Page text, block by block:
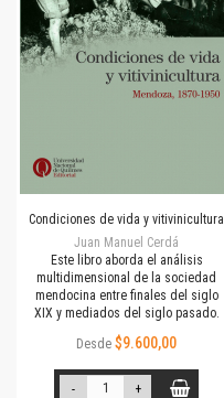
Condiciones de vida y vitivinicultura
Juan Manuel Cerdá
Este libro aborda el análisis
multidimensional de la sociedad
mendocina entre finales del siglo
XIX y mediados del siglo pasado.
Desde $9.600,00
- +